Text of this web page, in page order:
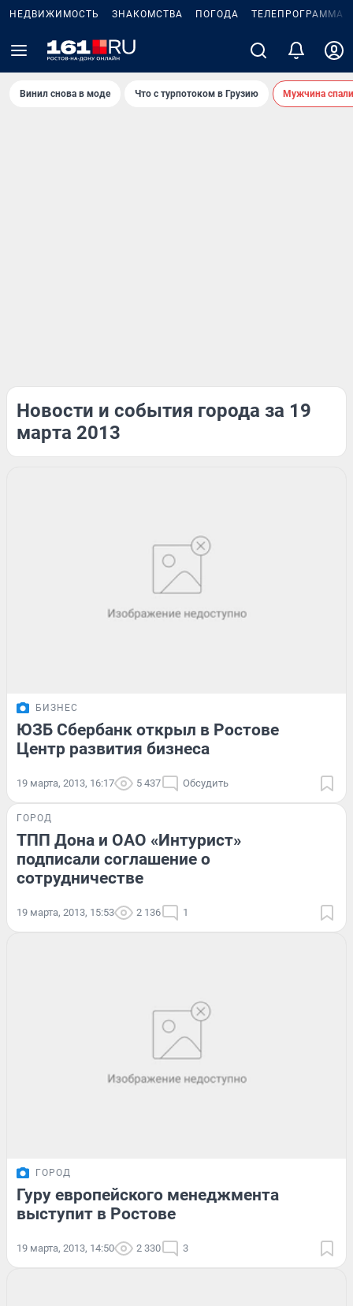
НЕДВИЖИМОСТЬ ЗНАКОМСТВА ПОГОДА ТЕЛЕПРОГРАММА
Винил снова в моде Что с турпотоком в Грузию Мужчина
Новости и события города за 19
марта 2013
БИЗНЕС
ЮЗБ Сбербанк открыл в Ростове
Центр развития бизнеса
19 марта, 2013, 16:17 5 437 Обсудить
ГОРОД
ТПП Дона и ОАО «Интурист»
подписали соглашение о
сотрудничестве
19 марта, 2013, 15:53 2 136 1
ГОРОД
Гуру европейского менеджмента
выступит в Ростове
19 марта, 2013, 14:50 2 330 3